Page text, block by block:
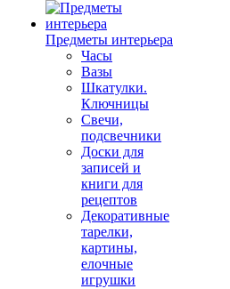
Предметы интерьера
Часы
Вазы
Шкатулки.
Ключницы
Свечи,
подсвечники
Доски для
записей и
книги для
рецептов
Декоративные
тарелки,
картины,
елочные
игрушки